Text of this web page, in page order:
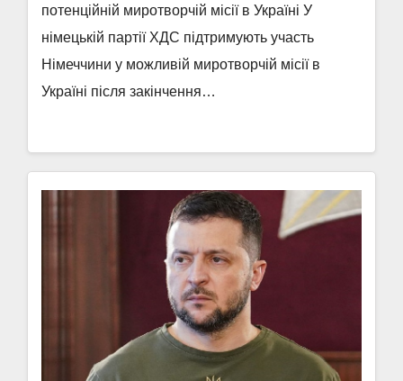
потенційній миротворчій місії в Україні У
німецькій партії ХДС підтримують участь
Німеччини у можливій миротворчій місії в
Україні після закінчення…